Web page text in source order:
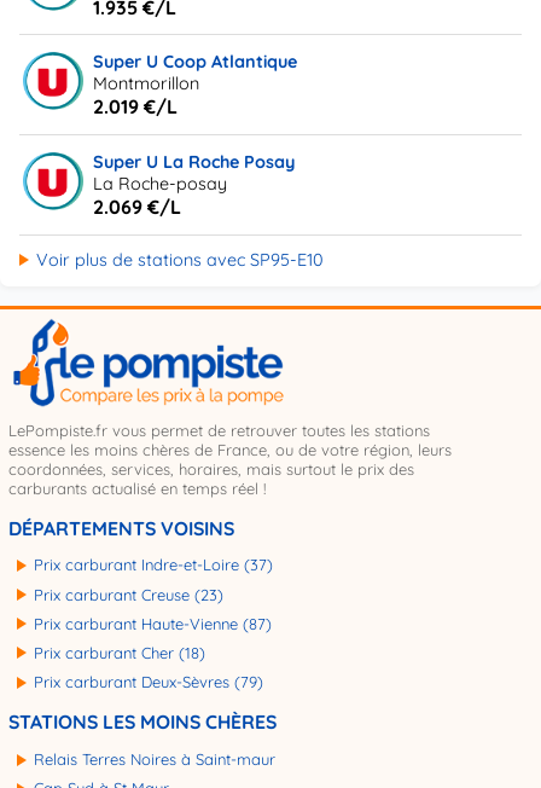
1.935 €/L
Super U Coop Atlantique
Montmorillon
2.019 €/L
Super U La Roche Posay
La Roche-posay
2.069 €/L
Voir plus de stations avec SP95-E10
LePompiste.fr vous permet de retrouver toutes les stations
essence les moins chères de France, ou de votre région, leurs
coordonnées, services, horaires, mais surtout le prix des
carburants actualisé en temps réel !
DÉPARTEMENTS VOISINS
Prix carburant Indre-et-Loire (37)
Prix carburant Creuse (23)
Prix carburant Haute-Vienne (87)
Prix carburant Cher (18)
Prix carburant Deux-Sèvres (79)
STATIONS LES MOINS CHÈRES
Relais Terres Noires à Saint-maur